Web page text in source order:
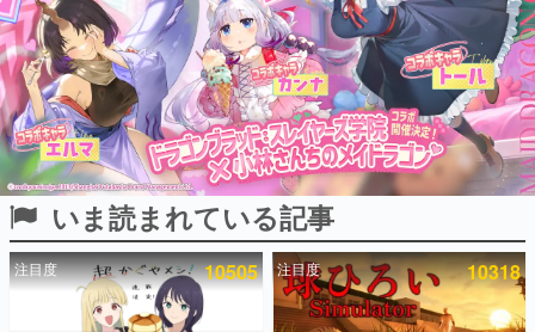
ピックアップ
電ファミのいま読まれている記事ランキング
いま読まれている記事
注目度 10505 注目度 10318